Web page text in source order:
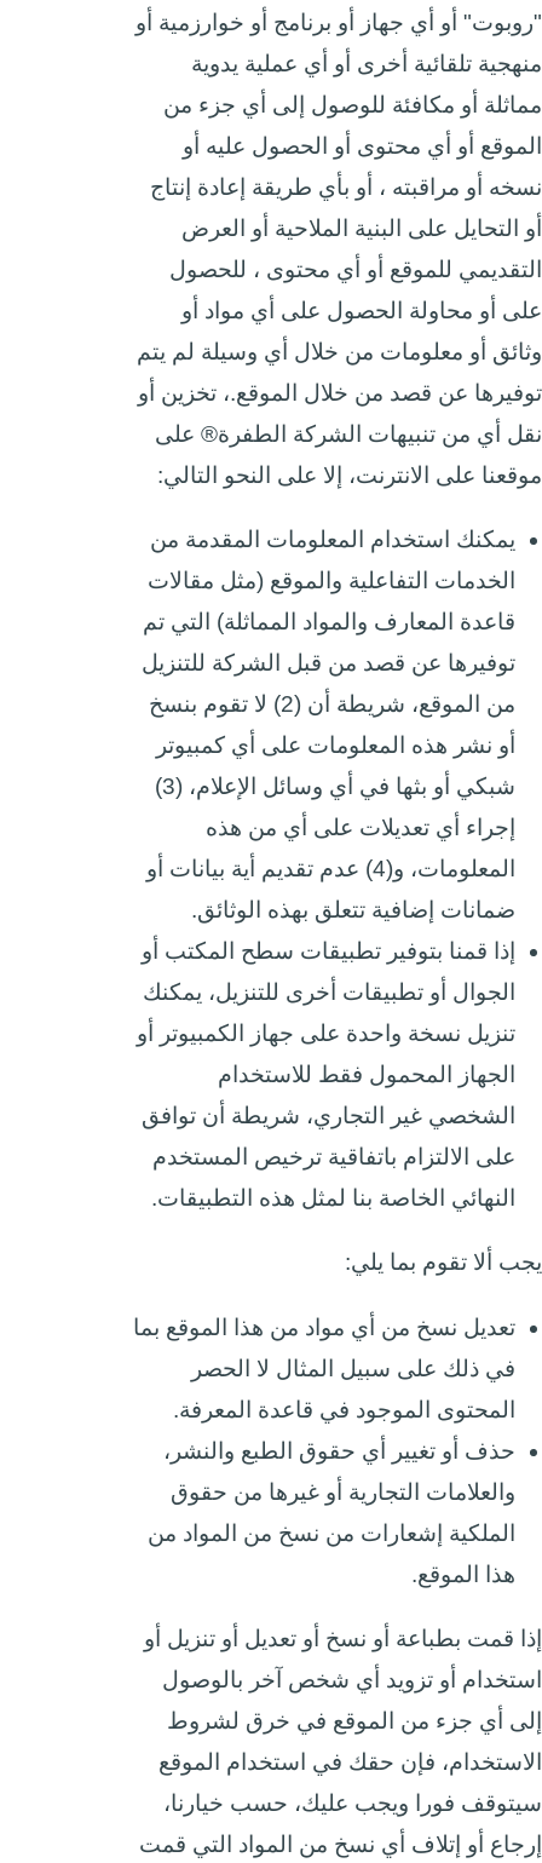
"روبوت" أو أي جهاز أو برنامج أو خوارزمية أو
منهجية تلقائية أخرى أو أي عملية يدوية
مماثلة أو مكافئة للوصول إلى أي جزء من
الموقع أو أي محتوى أو الحصول عليه أو
نسخه أو مراقبته ، أو بأي طريقة إعادة إنتاج
أو التحايل على البنية الملاحية أو العرض
التقديمي للموقع أو أي محتوى ، للحصول
على أو محاولة الحصول على أي مواد أو
وثائق أو معلومات من خلال أي وسيلة لم يتم
توفيرها عن قصد من خلال الموقع.، تخزين أو
نقل أي من تنبيهات الشركة الطفرة® على
موقعنا على الانترنت، إلا على النحو التالي:
يمكنك استخدام المعلومات المقدمة من
الخدمات التفاعلية والموقع (مثل مقالات
قاعدة المعارف والمواد المماثلة) التي تم
توفيرها عن قصد من قبل الشركة للتنزيل
من الموقع، شريطة أن (2) لا تقوم بنسخ
أو نشر هذه المعلومات على أي كمبيوتر
شبكي أو بثها في أي وسائل الإعلام، (3)
إجراء أي تعديلات على أي من هذه
المعلومات، و(4) عدم تقديم أية بيانات أو
ضمانات إضافية تتعلق بهذه الوثائق.
إذا قمنا بتوفير تطبيقات سطح المكتب أو
الجوال أو تطبيقات أخرى للتنزيل، يمكنك
تنزيل نسخة واحدة على جهاز الكمبيوتر أو
الجهاز المحمول فقط للاستخدام
الشخصي غير التجاري، شريطة أن توافق
على الالتزام باتفاقية ترخيص المستخدم
النهائي الخاصة بنا لمثل هذه التطبيقات.
يجب ألا تقوم بما يلي:
تعديل نسخ من أي مواد من هذا الموقع بما
في ذلك على سبيل المثال لا الحصر
المحتوى الموجود في قاعدة المعرفة.
حذف أو تغيير أي حقوق الطبع والنشر،
والعلامات التجارية أو غيرها من حقوق
الملكية إشعارات من نسخ من المواد من
هذا الموقع.
إذا قمت بطباعة أو نسخ أو تعديل أو تنزيل أو
استخدام أو تزويد أي شخص آخر بالوصول
إلى أي جزء من الموقع في خرق لشروط
الاستخدام، فإن حقك في استخدام الموقع
سيتوقف فورا ويجب عليك، حسب خيارنا،
إرجاع أو إتلاف أي نسخ من المواد التي قمت